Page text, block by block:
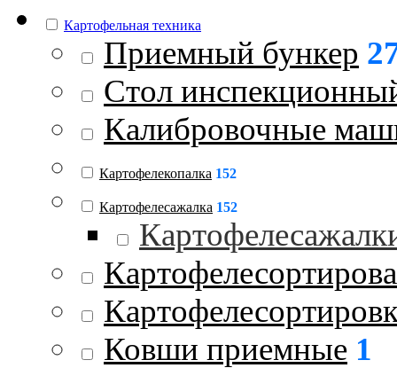
Картофельная техника
Приемный бункер
Стол
Калибровочные
Картофелекопалка 152
Картофелесажалка 152
Ковши приемные 1